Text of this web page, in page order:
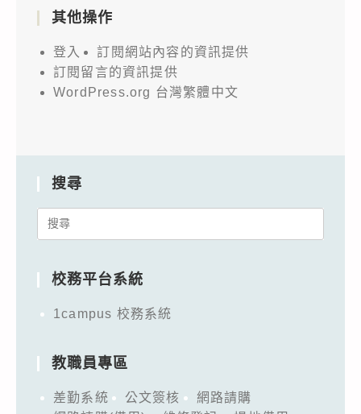
其他操作
登入
訂閱網站內容的資訊提供
訂閱留言的資訊提供
WordPress.org 台灣繁體中文
搜尋
Search
校務平台系統
1campus 校務系統
教職員專區
差勤系統 公文簽核
網路請購